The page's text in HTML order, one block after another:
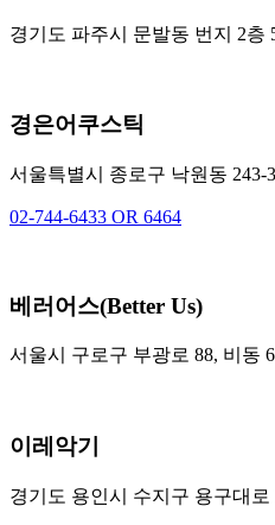
경기도 파주시 문발동 번지 2층
경은어쿠스틱
서울특별시 종로구 낙원동 243-
02-744-6433 OR 6464
베러어스(Better Us)
서울시 구로구 부광로 88, 비동
이레악기
경기도 용인시 수지구 용구대로